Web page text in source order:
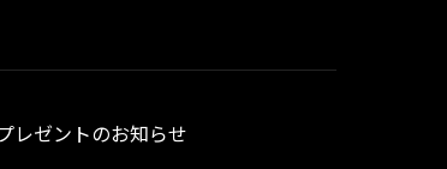
レゼントのお知らせ